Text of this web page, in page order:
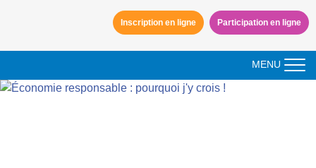
Participation en ligne
Inscription en ligne
MENU